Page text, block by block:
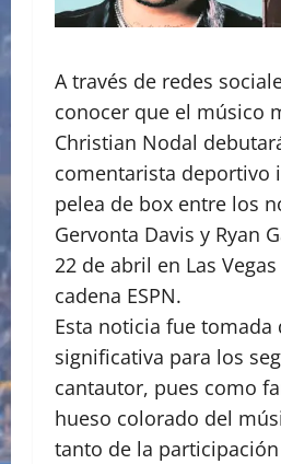
A través de redes
conocer que el músico
Christian Nodal
comentarista deportivo
pelea de box entre los
Gervonta Davis y Ryan
22 de abril en Las
cadena ESPN.
Esta noticia fue tomada
significativa para los
cantautor, pues como
hueso colorado del
tanto de la